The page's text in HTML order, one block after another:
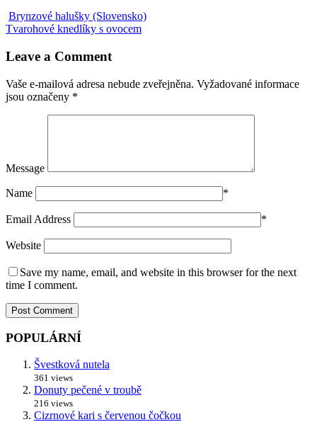
Brynzové halušky (Slovensko)
Tvarohové knedlíky s ovocem
Leave a Comment
Vaše e-mailová adresa nebude zveřejněna. Vyžadované informace
jsou označeny *
Message
Name *
Email Address *
Website
Save my name, email, and website in this browser for the next
time I comment.
POPULÁRNÍ
Švestková nutela
361 views
Donuty pečené v troubě
216 views
Cizrnové kari s červenou čočkou